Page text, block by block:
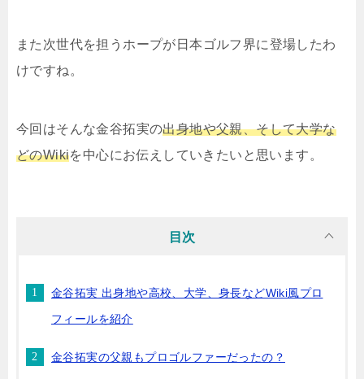
また次世代を担うホープが日本ゴルフ界に登場したわ
けですね。
今回はそんな金谷拓実の出身地や父親、そして大学な
どのWikiを中心にお伝えしていきたいと思います。
目次
金谷拓実 出身地や高校、大学、身長などWiki風プロ
フィールを紹介
金谷拓実の父親もプロゴルファーだったの？